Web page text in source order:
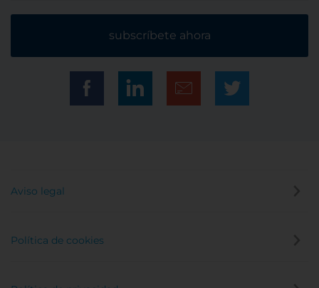
subscríbete ahora
Aviso legal
Política de cookies